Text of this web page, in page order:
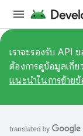
เราจะรองรับ API
ต้องการดูข้อมูลเกี่
แนะนำในการย้าย